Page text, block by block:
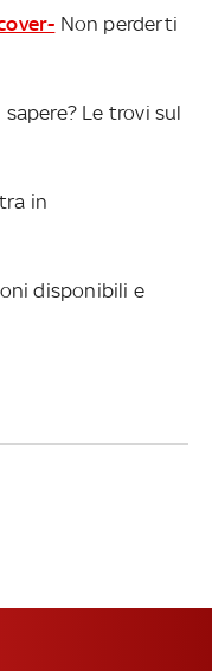
Non perderti
Le trovi sul
in
disponibili e